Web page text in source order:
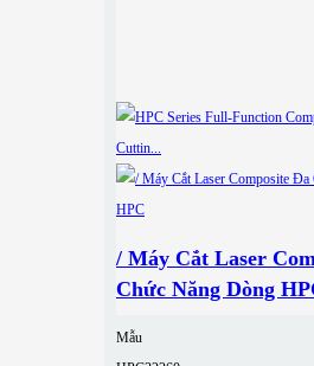
/ Máy Cắt Laser
Chức Năng Dòng
Mẫu